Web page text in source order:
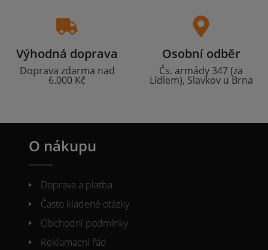
Výhodná doprava
Doprava zdarma nad
6.000 Kč
Osobní odběr
Čs. armády 347 (za
Lídlem), Slavkov u Brna
O nákupu
Doprava a platba
Často kladené otázky
Obchodní podmínky
Reklamacni řád